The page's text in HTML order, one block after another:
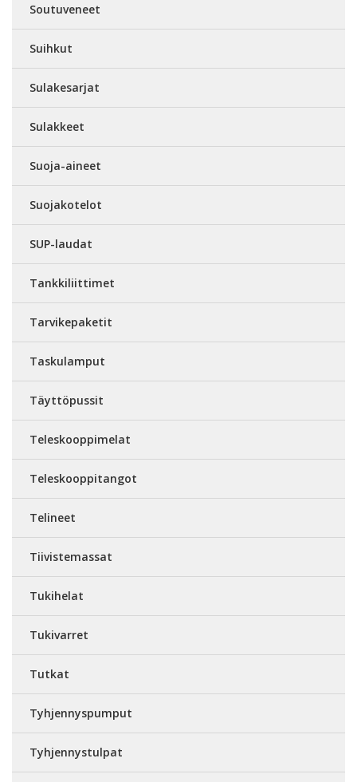
Soutuveneet
Suihkut
Sulakesarjat
Sulakkeet
Suoja-aineet
Suojakotelot
SUP-laudat
Tankkiliittimet
Tarvikepaketit
Taskulamput
Täyttöpussit
Teleskooppimelat
Teleskooppitangot
Telineet
Tiivistemassat
Tukihelat
Tukivarret
Tutkat
Tyhjennyspumput
Tyhjennystulpat